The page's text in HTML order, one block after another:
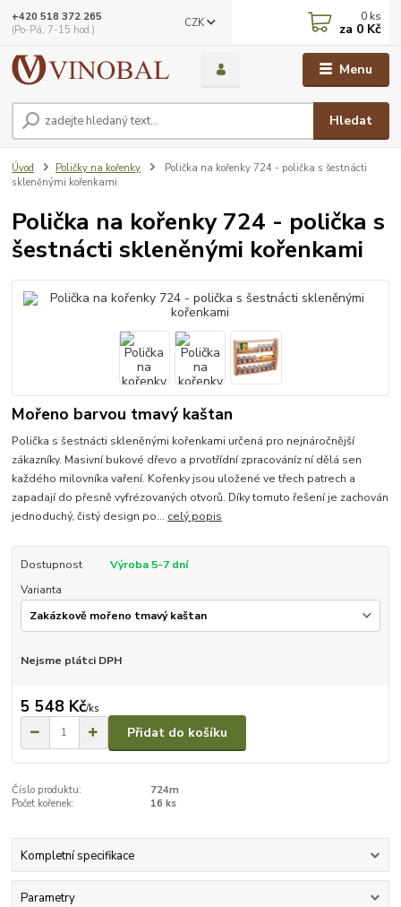
Menu
CZK
Hledat
+420 518 372 265
(Po-Pá, 7-15 hod.)
0 ks
za 0 Kč
Úvod Poličky na kořenky
Polička na kořenky 724 - polička s šestnácti
skleněnými kořenkami
Polička na kořenky 724 - polička s
šestnácti skleněnými kořenkami
Mořeno barvou tmavý kaštan
Polička s šestnácti skleněnými kořenkami určená pro nejnáročnější
zákazníky. Masivní bukové dřevo a prvotřídní zpracováníz ní dělá sen
každého milovníka vaření. Kořenky jsou uložené ve třech patrech a
zapadají do přesně vyfrézovaných otvorů. Díky tomuto řešení je zachován
jednoduchý, čistý design po... celý popis
Dostupnost
Výroba 5-7 dní
Varianta
Nejsme plátci DPH
5 548 Kč/ks
Přidat do košíku
Číslo produktu:
724m
Počet kořenek:
16 ks
Kompletní specifikace
Parametry